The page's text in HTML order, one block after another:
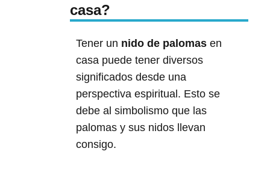
casa?
Tener un nido de palomas en
casa puede tener diversos
significados desde una
perspectiva espiritual. Esto se
debe al simbolismo que las
palomas y sus nidos llevan
consigo.